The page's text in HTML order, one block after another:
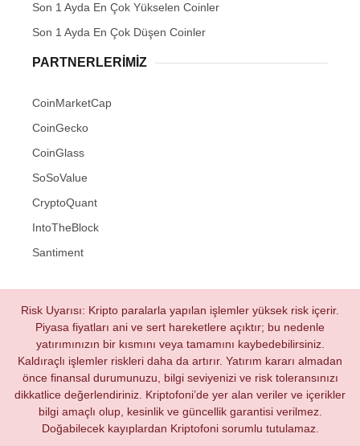
Son 1 Ayda En Çok Yükselen Coinler
Son 1 Ayda En Çok Düşen Coinler
PARTNERLERIMIZ
CoinMarketCap
CoinGecko
CoinGlass
SoSoValue
CryptoQuant
IntoTheBlock
Santiment
Risk Uyarısı: Kripto paralarla yapılan işlemler yüksek risk içerir.
Piyasa fiyatları ani ve sert hareketlere açıktır; bu nedenle
yatırımınızın bir kısmını veya tamamını kaybedebilirsiniz.
Kaldıraçlı işlemler riskleri daha da artırır. Yatırım kararı almadan
önce finansal durumunuzu, bilgi seviyenizi ve risk toleransınızı
dikkatlice değerlendiriniz. Kriptofoni’de yer alan veriler ve içerikler
bilgi amaçlı olup, kesinlik ve güncellik garantisi verilmez.
Doğabilecek kayıplardan Kriptofoni sorumlu tutulamaz.